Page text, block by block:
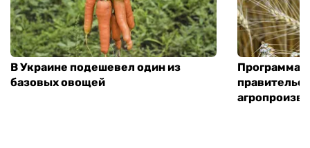
В Украине подешевел один из
базовых овощей
Программа